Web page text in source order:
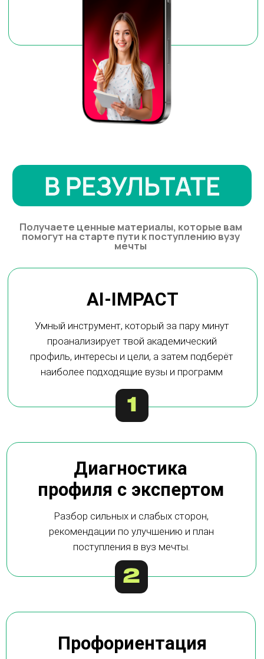
Подборка вузов из США,
Европы, Азии и ОАЭ
Включает условия получения
гранта, дедлайны и ссылки на
официальные сайты